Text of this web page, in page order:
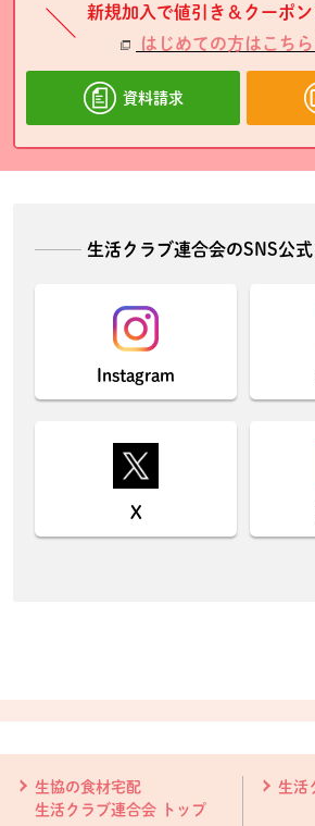
新規加入で値引き＆クーポ
はじめての方はこちら
資料請求
生活クラブ連合会のSNS公
Instagram
X
生協の食材宅配
生活クラブ連合会 トップ
生活